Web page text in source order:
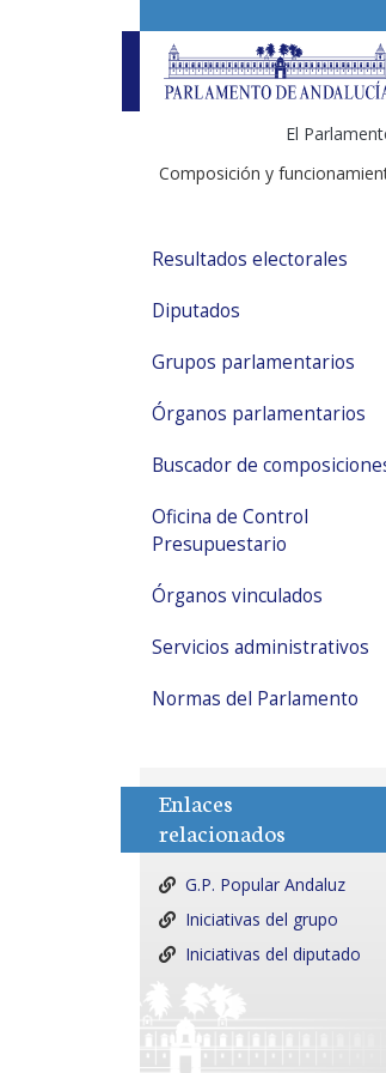
El
Composición y
Resultados electorales
Diputados
Grupos parlamentarios
Órganos parlamentarios
Buscador de
Oficina de Control
Presupuestario
Órganos vinculados
Servicios administrativos
Normas del Parlamento
Enlaces
relacionados
G.P. Popular Andaluz
Iniciativas del grupo
Iniciativas del diputado